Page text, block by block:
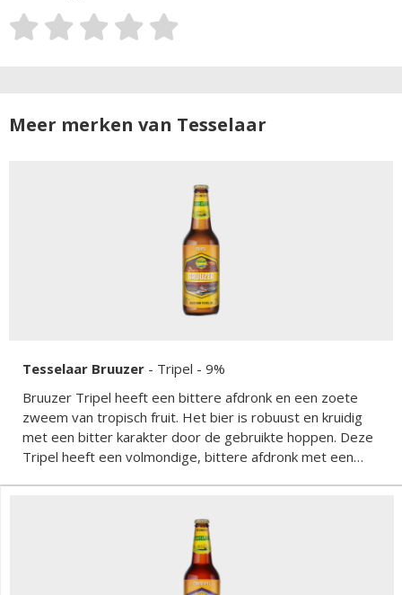
Meer merken van Tesselaar
Tesselaar Bruuzer - Tripel - 9%
Bruuzer Tripel heeft een bittere afdronk en een zoete
zweem van tropisch fruit. Het bier is robuust en kruidig
met een bitter karakter door de gebruikte hoppen. Deze
Tripel heeft een volmondige, bittere afdronk met een